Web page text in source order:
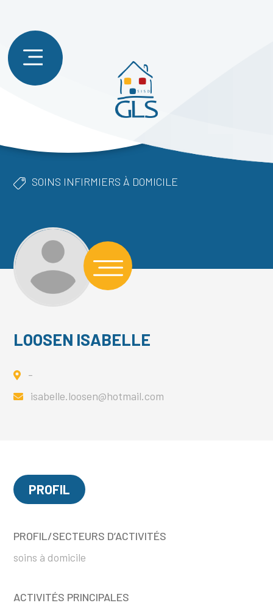
SOINS INFIRMIERS À DOMICILE
LOOSEN ISABELLE
-
isabelle.loosen@hotmail.com
PROFIL
PROFIL/SECTEURS D’ACTIVITÉS
soins à domicile
ACTIVITÉS PRINCIPALES